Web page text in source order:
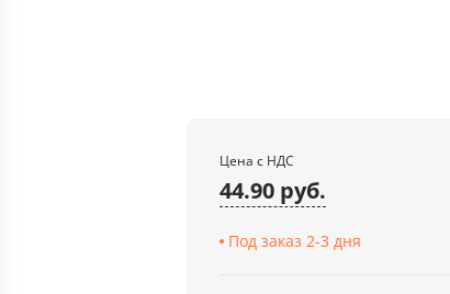
Цена с НДС
44.90 руб.
Под заказ 2-3 дня